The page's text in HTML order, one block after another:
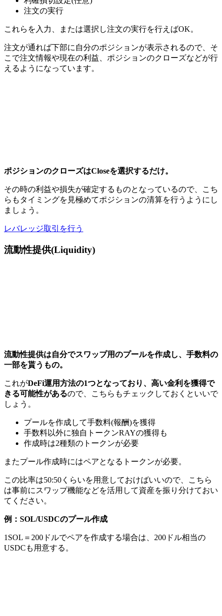
注文の実行
これらを入力、または選択し注文の実行を行えばOK。
注文が通れば下部に自分のポジションが表示されるので、そ
こで注文情報や現在の利益、ポジションのクローズなどが行
えるようになっています。
ポジションのクローズはCloseを選択するだけ。
その時の利益や損失が確定するものとなっているので、こち
らもタイミングを見極めてポジションの清算を行うようにし
ましょう。
レバレッジ取引を行う
流動性提供(Liquidity)
流動性提供は自分でスワップ用のプールを作成し、手数料の
一部を貰うもの。
これがDeFi運用方法の1つとなっており、高い金利を獲得で
きる可能性があるので、こちらもチェックしておくといいで
しょう。
プールを作成して手数料(報酬)を獲得
手数料以外に独自トークンRAYの獲得も
作成時は2種類のトークンが必要
またプール作成時にはペアとなるトークンが必要。
この比率は50:50くらいを用意しておけばいいので、こちら
は事前にスワップ機能などを活用して資産を振り分けておい
てください。
例：SOL/USDCのプール作成
1SOL＝200ドルでペアを作成する場合は、200ドル相当の
USDCも用意する。